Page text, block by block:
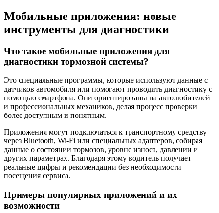
Мобильные приложения: новые
инструменты для диагностики
Что такое мобильные приложения для
диагностики тормозной системы?
Это специальные программы, которые используют данные с
датчиков автомобиля или помогают проводить диагностику с
помощью смартфона. Они ориентированы на автолюбителей
и профессиональных механиков, делая процесс проверки
более доступным и понятным.
Приложения могут подключаться к транспортному средству
через Bluetooth, Wi-Fi или специальных адаптеров, собирая
данные о состоянии тормозов, уровне износа, давлении и
других параметрах. Благодаря этому водитель получает
реальные цифры и рекомендации без необходимости
посещения сервиса.
Примеры популярных приложений и их
возможности